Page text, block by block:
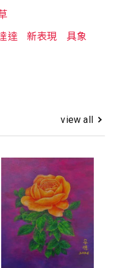
達 新表現
具象
view all